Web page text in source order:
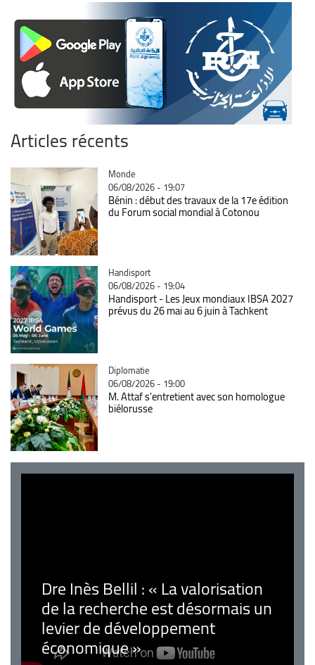
Articles récents
Catégorie
Monde
06/08/2026 - 19:07
Bénin : début des travaux de la 17e édition
du Forum social mondial à Cotonou
Catégorie
Handisport
06/08/2026 - 19:04
Handisport - Les Jeux mondiaux IBSA 2027
prévus du 26 mai au 6 juin à Tachkent
Catégorie
Diplomatie
06/08/2026 - 19:00
M. Attaf s'entretient avec son homologue
biélorusse
Dre Inès Bellil : « La valorisation
de la recherche est désormais un
levier de développement
économique »